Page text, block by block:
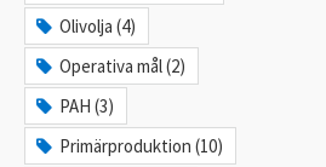
Olivolja (4)
Operativa mål (2)
PAH (3)
Primärproduktion (10)